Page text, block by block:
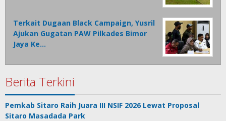
Terkait Dugaan Black Campaign, Yusril
Ajukan Gugatan PAW Pilkades Bimor
Jaya Ke…
Berita Terkini
Pemkab Sitaro Raih Juara III NSIF 2026 Lewat Proposal
Sitaro Masadada Park